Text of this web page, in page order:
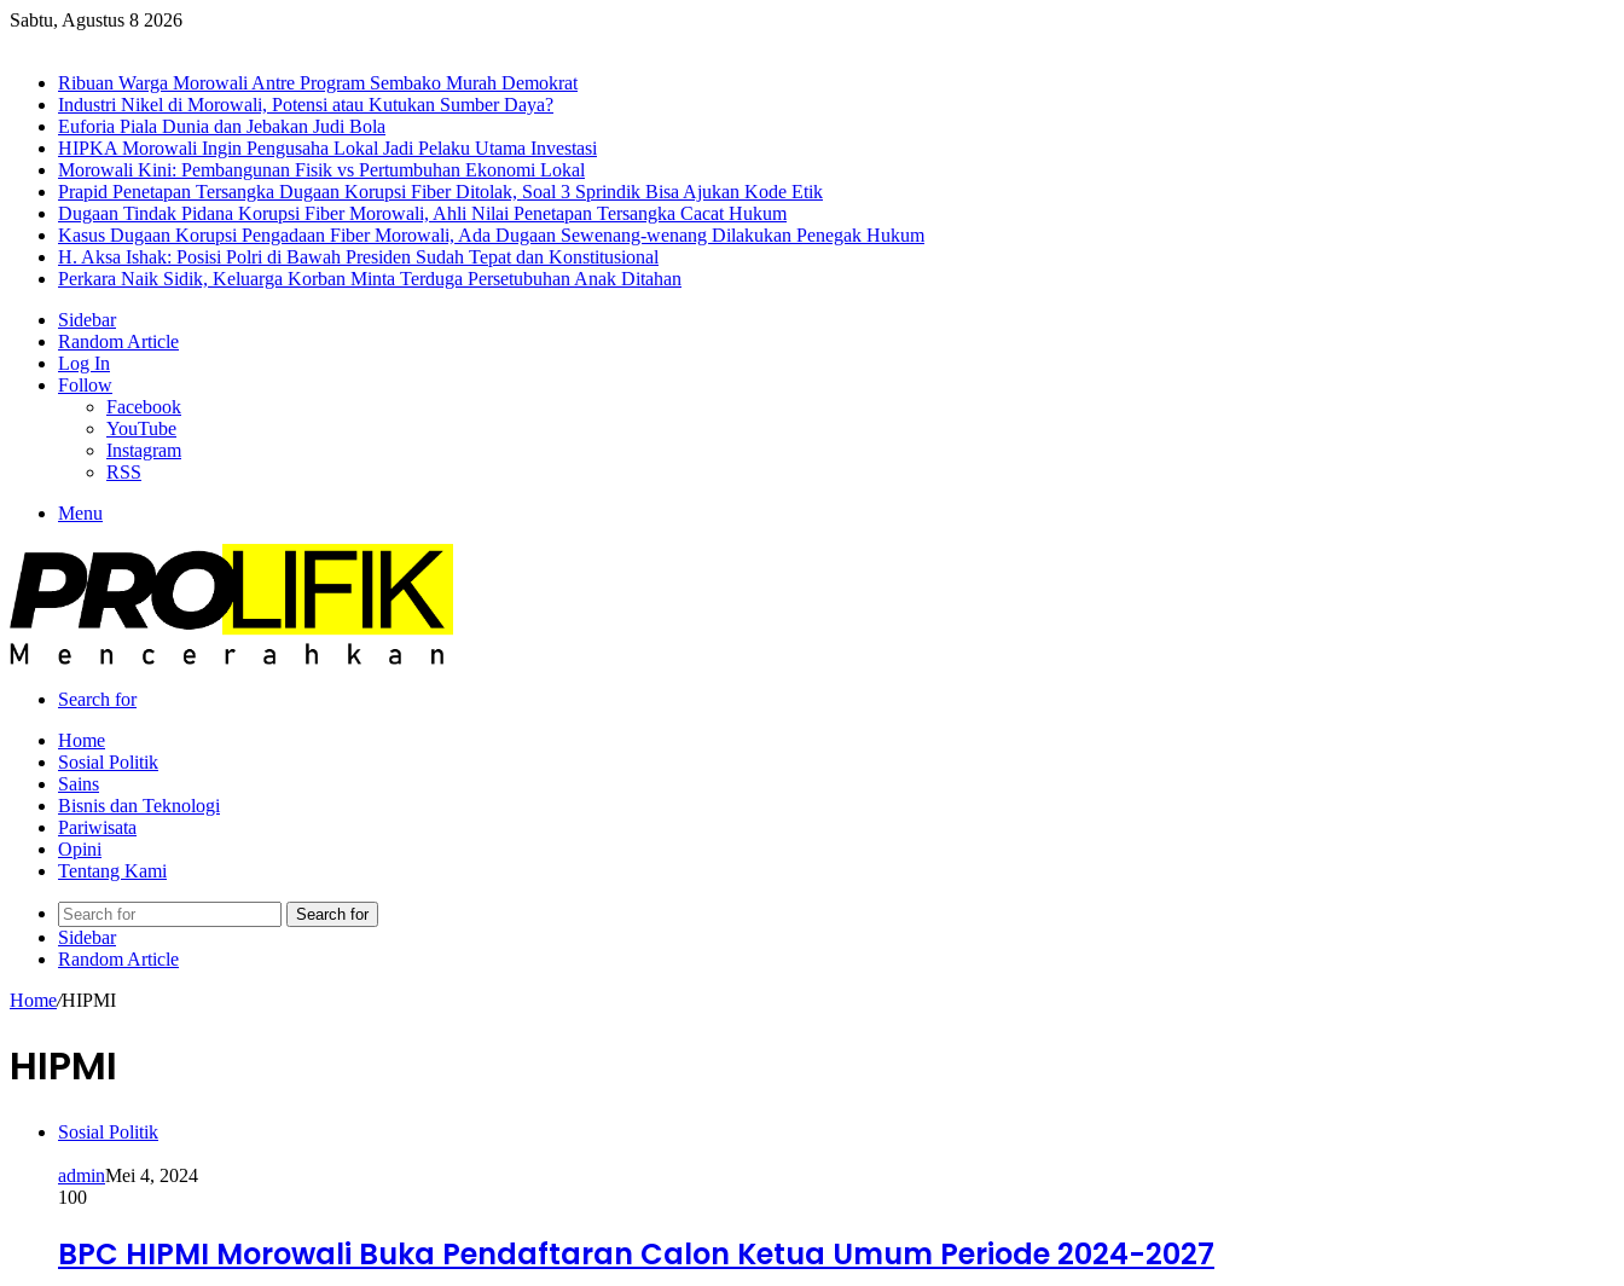
Sabtu, Agustus 8 2026
Ribuan Warga Morowali Antre Program Sembako Murah Demokrat
Industri Nikel di Morowali, Potensi atau Kutukan Sumber Daya?
Euforia Piala Dunia dan Jebakan Judi Bola
HIPKA Morowali Ingin Pengusaha Lokal Jadi Pelaku Utama Investasi
Morowali Kini: Pembangunan Fisik vs Pertumbuhan Ekonomi Lokal
Prapid Penetapan Tersangka Dugaan Korupsi Fiber Ditolak, Soal 3 Sprindik Bisa Ajukan Kode Etik
Dugaan Tindak Pidana Korupsi Fiber Morowali, Ahli Nilai Penetapan Tersangka Cacat Hukum
Kasus Dugaan Korupsi Pengadaan Fiber Morowali, Ada Dugaan Sewenang-wenang Dilakukan Penegak Hukum
H. Aksa Ishak: Posisi Polri di Bawah Presiden Sudah Tepat dan Konstitusional
Perkara Naik Sidik, Keluarga Korban Minta Terduga Persetubuhan Anak Ditahan
Sidebar
Random Article
Log In
Follow
Facebook
YouTube
Instagram
RSS
Menu
Search for
Home
Sosial Politik
Sains
Bisnis dan Teknologi
Pariwisata
Opini
Tentang Kami
Search for
Sidebar
Random Article
Home/HIPMI
HIPMI
Sosial Politik
adminMei 4, 2024
100
BPC HIPMI Morowali Buka Pendaftaran Calon Ketua Umum Periode 2024-2027